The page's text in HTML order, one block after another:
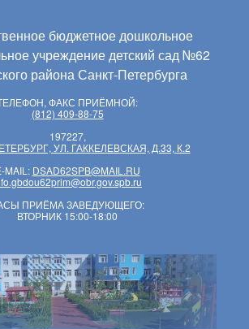
бюджетное дошкольное
учреждение детский сад №62
района Санкт-Петербурга
ФАКС ПРИЁМНОЙ:
(812) 409-88-75
197227,
УЛ. ГАККЕЛЕВСКАЯ, Д.33, К.2
MAIL: DSAD62SPB@MAIL.RU
ПРИЁМА ЗАВЕДУЮЩЕГО:
ВТОРНИК 15:00-18:00